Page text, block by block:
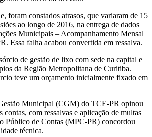
foram constados atrasos, que variaram de 15
ao longo de 2016, na entrega de dados
Municipais – Acompanhamento Mensal
Essa falha acabou convertida em ressalva.
de gestão de lixo com sede na capital e
da Região Metropolitana de Curitiba.
teve um orçamento inicialmente fixado em
Municipal (CGM) do TCE-PR opinou
contas, com ressalvas e aplicação de multas
Público de Contas (MPC-PR) concordou
técnica.